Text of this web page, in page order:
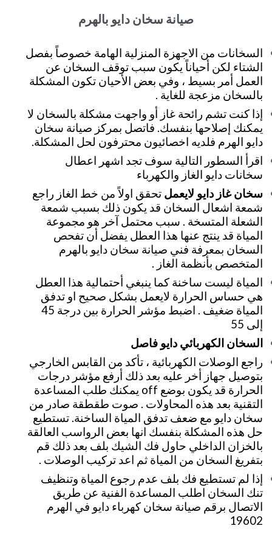
صيانة سخان دايو بالهرم
السخانات من الاجهزة المنزلية الهامة خصوصاً بفصل
الشتاء لكن أحياناً يكون سبب توقف السخان عن
العمل أمر بسيط ، وفي بعض الأحيان تكون المشكلة
بالسخان مزعجة للغاية .
إذا كنت تشم رائحة غاز أو واجهت مشكلة بالسخان لا
يمكنك إصلاحها بنفسك. فاتصل بمركز صيانة سخان
دايو الهرم فلديه اخصائيون محترفون لحل المشكلة.
اقرأ السطور التالية سوف تجد اشهر اعطال
سخانات دايو الغاز والكهرباء
سخان غاز دايو لايعمل تحقق اولاً من خط الغاز راجع
شمعة اشعال السخان قد يكون ذلك بسبب شمعة
الشعلة المتسخة . سبب محتمل آخر هو مجموعة
المياة قد ينتج عنها هذا العطل يفضل أن تفحص
السخان بمعرفة فني صيانة سخان دايو بالهرم
المتخصص بأنظمة الغاز .
المياة ليست ساخنة كما ينبغي أحتمالية هذا العطل
هي حساس الحرارة لايعمل بشكل صحيح او تدفق
المياة ضغيف . اضبط مؤشر الحرارة بين درجة 45
إلى 55
السخان الكهربائي دايو فاصل
راجع الوصلات الكهربائية ، تأكد من القابس الخارجي
بتوصيل جهاز أخر عليه بعد ذلك أرفع مؤشر درجات
الحرارة قد يكون بوضع off يمكنك طلب المساعدة
التقنية بعد هذه المحاولات . صوت طقطقة صادر من
سخان دايو مع ضعف تدفق المياة الساخنة. تستطيع
حل هذه المشكلة بنفسك انها بعض الرواسب العالقة
بالخزان الداخلي حاول فك الشيك بلف بعد ذلك قم
بتفريغ السخان من المياة ثم اعد تركيب الوصلات .
إذا لم تستطيع فك بلف عدم رجوع المياة وتنظيف
تنك السخان اطلب المساعدة الفنية عن طريق
الاتصال برقم صيانة سخان كهرباء دايو في الهرم
19602